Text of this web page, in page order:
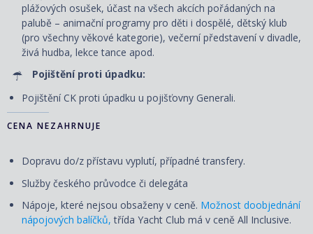
plážových osušek, účast na všech akcích pořádaných na
palubě – animační programy pro děti i dospělé, dětský klub
(pro všechny věkové kategorie), večerní představení v divadle,
živá hudba, lekce tance apod.
Pojištění proti úpadku:
Pojištění CK proti úpadku u pojišťovny Generali.
CENA NEZAHRNUJE
Dopravu do/z přístavu vyplutí, případné transfery.
Služby českého průvodce či delegáta
Nápoje, které nejsou obsaženy v ceně. Možnost doobjednání
nápojových balíčků, třída Yacht Club má v ceně All Inclusive.